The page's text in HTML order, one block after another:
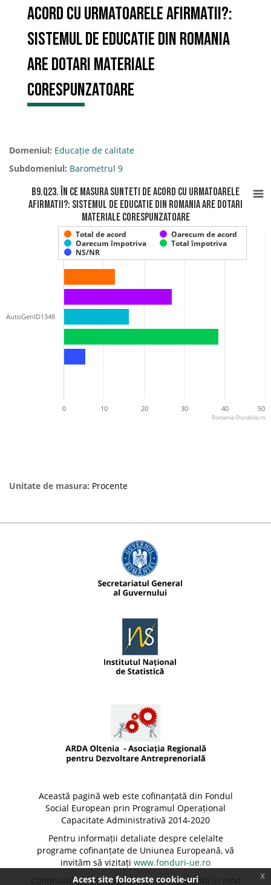
acord cu urmatoarele afirmatii?:
Sistemul de educatie din Romania
are dotari materiale
corespunzatoare
Domeniul: Educație de calitate
Subdomeniul: Barometrul 9
B9.Q23. În ce masura sunteti de acord cu urmatoarele
afirmatii?: Sistemul de educatie din Romania are dotari
materiale corespunzatoare
Total de acord
Oarecum de acord
Oarecum împotriva
Total împotriva
NS/NR
AutoGenID1348
0 10 20 30 40 50
Romania-Durabila.ro
Unitate de masura: Procente
Această pagină web este cofinanțată din Fondul
Social European prin Programul Operațional
Capacitate Administrativă 2014-2020
Pentru informații detaliate despre celelalte
programe cofinanțate de Uniunea Europeană, vă
invităm să vizitați www.fonduri-ue.ro
Conținutul acestei pagini web nu reprezintă în mod
Acest site foloseste cookie-uri x